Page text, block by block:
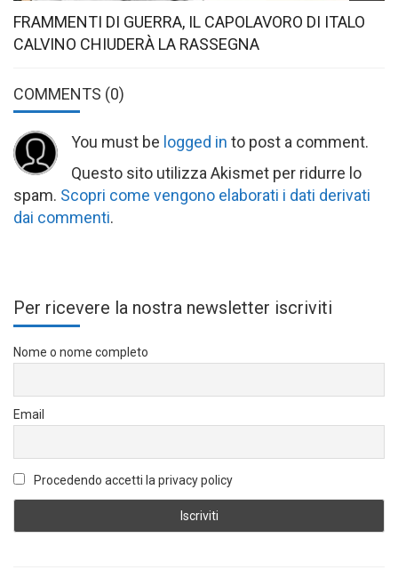
FRAMMENTI DI GUERRA, IL CAPOLAVORO DI ITALO
CALVINO CHIUDERÀ LA RASSEGNA
COMMENTS (0)
You must be logged in to post a comment.
Questo sito utilizza Akismet per ridurre lo
spam. Scopri come vengono elaborati i dati derivati
dai commenti.
Per ricevere la nostra newsletter iscriviti
Nome o nome completo
Email
Procedendo accetti la privacy policy